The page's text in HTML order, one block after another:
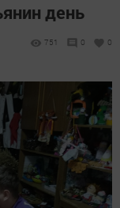
день
751 0 0